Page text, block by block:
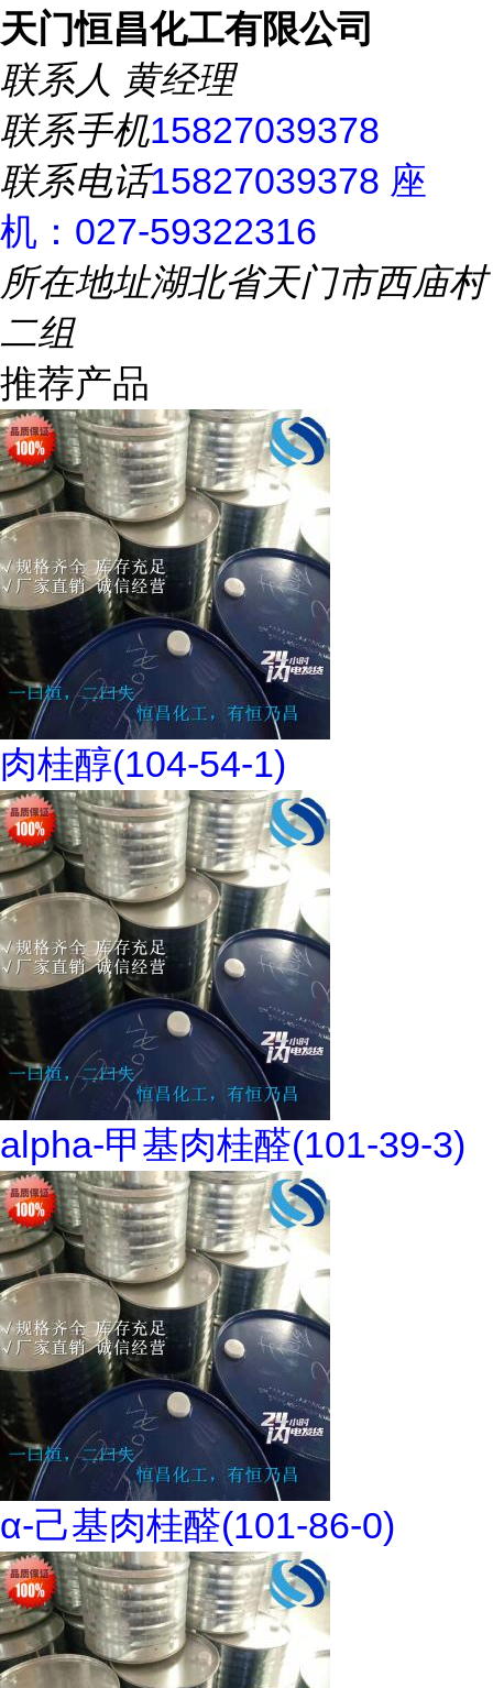
天门恒昌化工有限公司
联系人 黄经理
联系手机15827039378
联系电话15827039378 座
机：027-59322316
所在地址湖北省天门市西庙村
二组
推荐产品
肉桂醇(104-54-1)
alpha-甲基肉桂醛(101-39-3)
α-己基肉桂醛(101-86-0)